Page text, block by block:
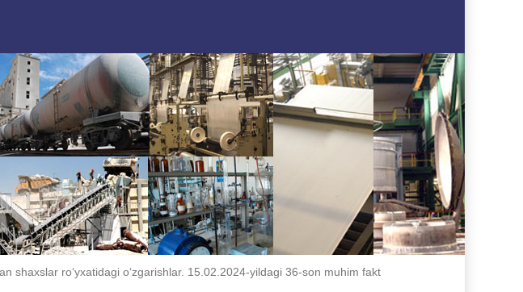
shaxslar ro‘yxatidagi o‘zgarishlar. 15.02.2024-yildagi 36-son muhim fakt